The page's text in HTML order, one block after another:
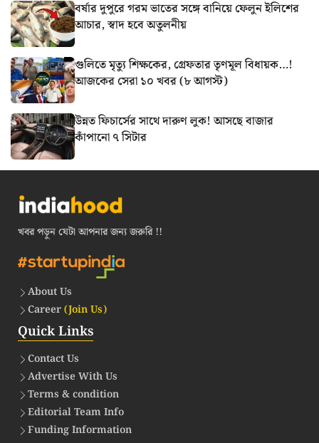
বর্ষার দুপুরে গরম ভাতের সঙ্গে বানিয়ে ফেলুন ইলিশের
আচার, স্বাদ হবে অতুলনীয়
গুলিতে মৃত্যু শিক্ষকের, গ্রেফতার তৃণমূল বিধায়ক…!
আজকের সেরা ১০ খবর (৮ আগস্ট)
উন্নত ফিচার্সের সাথে দারুণ লুক! আসছে বাজার
কাঁপানো ৭ সিটার
খবর পড়ুন যেটা আপনার জন্য জরুরি !!
About Us
Career(Join Us)
Quick Links
Contact Us
Advertise With Us
Terms & condition
Editorial Team Info
Funding Information